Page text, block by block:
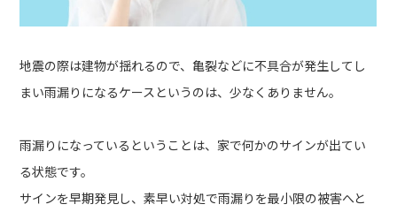
地震の際は建物が揺れるので、亀裂などに不具合が発生してし
まい雨漏りになるケースというのは、少なくありません。
雨漏りになっているということは、家で何かのサインが出てい
る状態です。
サインを早期発見し、素早い対処で雨漏りを最小限の被害へと